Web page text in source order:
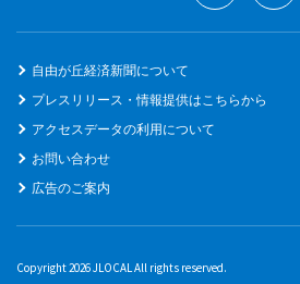
自由が丘経済新聞について
プレスリリース・情報提供はこちらから
アクセスデータの利用について
お問い合わせ
広告のご案内
Copyright 2026 JLOCAL All rights reserved.